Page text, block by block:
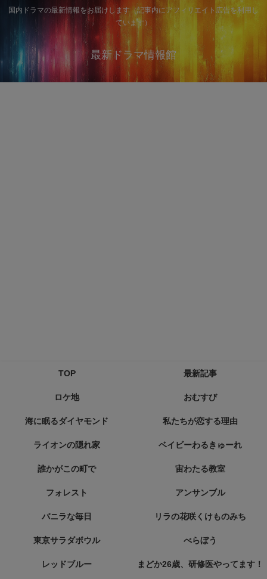
国内ドラマの最新情報をお届けします（記事内にアフィリエイト広告を利用し
ています）
最新ドラマ情報館
TOP 最新記事
ロケ地 おむすび
海に眠るダイヤモンド 私たちが恋する理由
ライオンの隠れ家 ベイビーわるきゅーれ
誰かがこの町で 宙わたる教室
フォレスト アンサンブル
バニラな毎日 リラの花咲くけものみち
東京サラダボウル べらぼう
レッドブルー まどか26歳、研修医やってます！